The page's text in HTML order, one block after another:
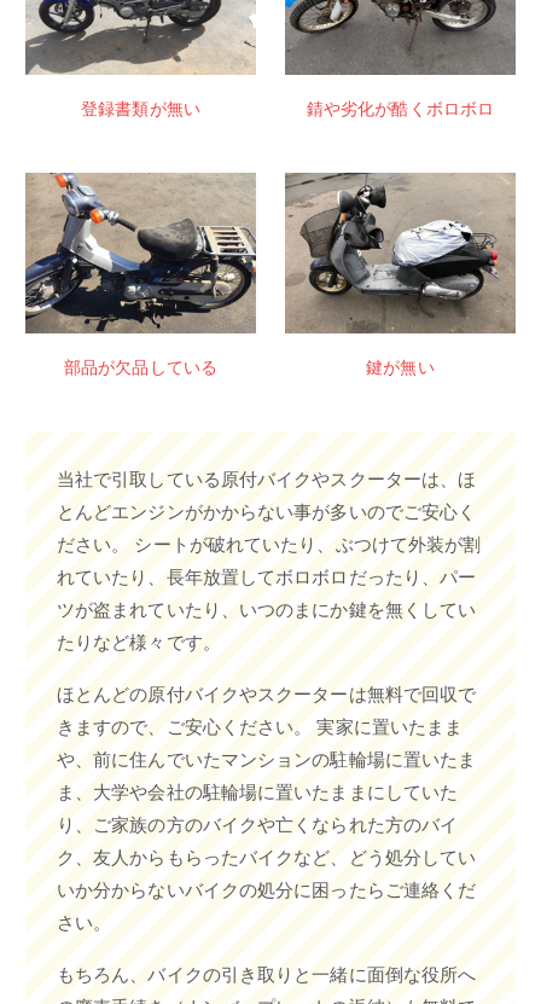
登録書類が無い 錆や劣化が酷くボロボロ
部品が欠品している 鍵が無い
当社で引取している原付バイクやスクーターは、ほ
とんどエンジンがかからない事が多いのでご安心く
ださい。 シートが破れていたり、ぶつけて外装が割
れていたり、長年放置してボロボロだったり、パー
ツが盗まれていたり、いつのまにか鍵を無くしてい
たりなど様々です。
ほとんどの原付バイクやスクーターは無料で回収で
きますので、ご安心ください。 実家に置いたまま
や、前に住んでいたマンションの駐輪場に置いたま
ま、大学や会社の駐輪場に置いたままにしていた
り、ご家族の方のバイクや亡くなられた方のバイ
ク、友人からもらったバイクなど、どう処分してい
いか分からないバイクの処分に困ったらご連絡くだ
さい。
もちろん、バイクの引き取りと一緒に面倒な役所へ